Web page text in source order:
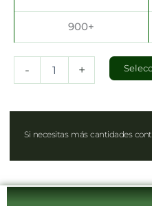
900+
- +
Si necesitas más cantidades